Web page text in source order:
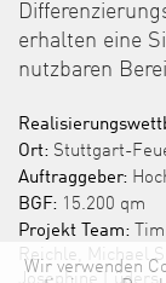
erhalten eine
nutzbaren
Ort: Stuttgart-
Auftraggeber:
BGF: 15.200 qm
Projekt Team:
Reichle, Michael
Josephine
Wir verwenden